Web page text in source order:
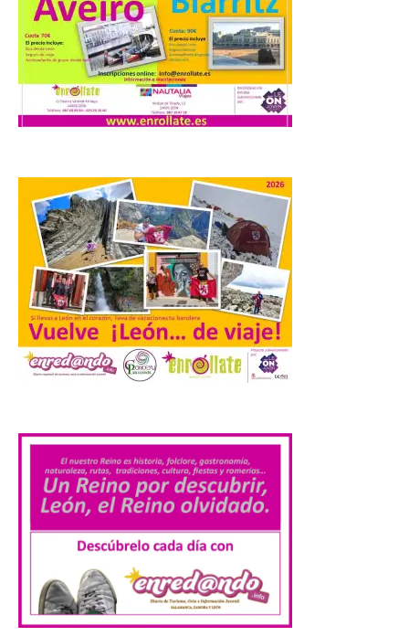
7 Ago 2026
Los materiales ya pueden
recogerse gratuitamente
en la Oficina de
Información Turística de
elaboradas por especialistas para
observar el eclipse con seguridad León, 7
de agosto de 2026. La programación […]
Laciana comienza su
programación para
disfrutar el eclipse total
del 12 de agosto
7 Ago 2026
Durante los días 1 y 2 de
agosto, tanto el público
infantil como el adulto
pudo disfrutar de un
planetario que se instaló
en el polideportivo municipal, con pases
público infantil y, el resto del […]
Más de 200.000 jóvenes
nacidos en 2008 ya han